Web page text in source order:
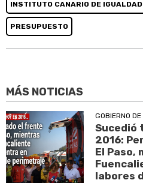
INSTITUTO CANARIO DE IGUALDAD
PRESUPUESTO
MÁS NOTICIAS
GOBIERNO
Sucedió
2016:
El Paso,
labores